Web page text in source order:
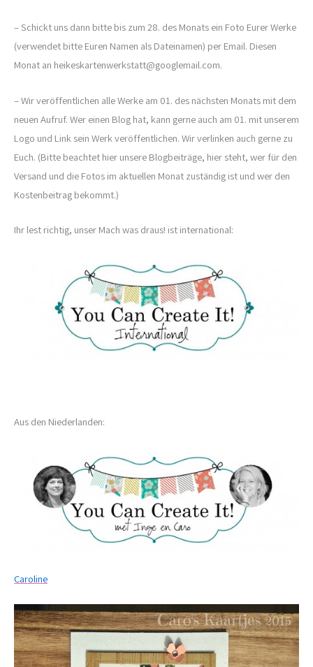
– Schickt uns dann bitte bis zum 28. des Monats ein Foto Eurer Werke
(verwendet bitte Euren Namen als Dateinamen) per Email. Diesen
Monat an heikeskartenwerkstatt@googlemail.com.
– Wir veröffentlichen alle Werke am 01. des nächsten Monats mit dem
neuen Aufruf. Wer einen Blog hat, kann gerne auch am 01. mit unserem
Logo und Link sein Werk veröffentlichen. Wir verlinken auch gerne zu
Euch. (Bitte beachtet hier unsere Blogbeiträge, hier steht, wer für den
Versand und die Fotos im aktuellen Monat zuständig ist und wer den
Kostenbeitrag bekommt.)
Ihr lest richtig, unser Mach was draus! ist international:
Aus den Niederlanden:
Caroline